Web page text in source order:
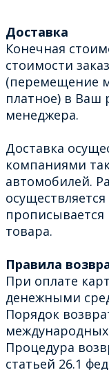
Доставка
Конечная
стоимости
(перемещение
платное) в Ваш
менеджера.
Доставка
компаниями
автомобилей.
прописывается
товара.
Правила
При оплате
денежными
Порядок
Процедура
статьей 26.1